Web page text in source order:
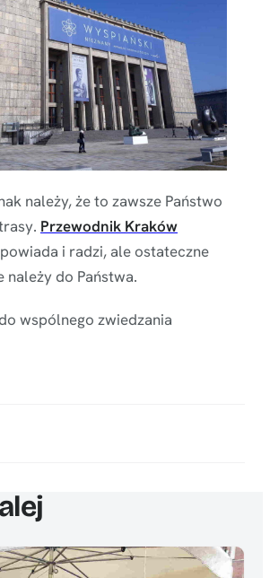
należy, że to zawsze Państwo
Przewodnik Kraków
i radzi, ale ostateczne
należy do Państwa.
wspólnego zwiedzania